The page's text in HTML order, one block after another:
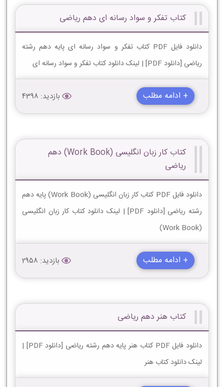
کتاب تفکر و سواد رسانه ای دهم ریاضی
دانلود فایل PDF کتاب تفکر و سواد رسانه ای پایه دهم رشته
ریاضی [دانلود PDF] | لینک دانلود کتاب تفکر و سواد رسانه ای
+ ادامه مطلب بازدید: 4398
کتاب کار زبان انگلیسی (Work Book) دهم
ریاضی
دانلود فایل PDF کتاب کار زبان انگلیسی (Work Book) پایه دهم
رشته ریاضی [دانلود PDF] | لینک دانلود کتاب کار زبان انگلیسی
(Work Book)
+ ادامه مطلب بازدید: 2958
کتاب هنر دهم ریاضی
دانلود فایل PDF کتاب هنر پایه دهم رشته ریاضی [دانلود PDF] |
لینک دانلود کتاب هنر